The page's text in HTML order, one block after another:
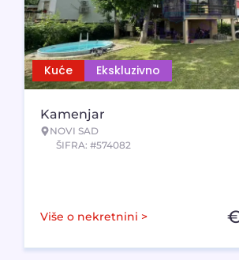
Kuće Ekskluzivno
Kamenjar
NOVI SAD
ŠIFRA: #574082
Više o nekretnini >